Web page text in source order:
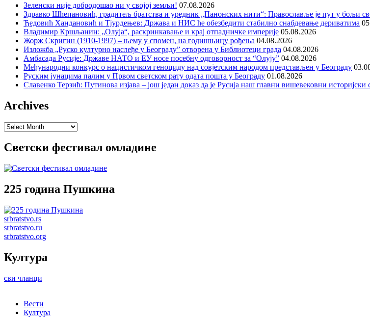
Зеленски није добродошао ни у својој земљи! 07.08.2026
Здравко Шћепановић, градитељ братства и уредник „Панонских нити“: Православље је пут у бољи
Ђедовић Хандановић и Тјурдењев: Држава и НИС ће обезбедити стабилно снабдевање дериватима
Владимир Кршљанин: „Олуја“, раскринкавање и крај отпадничке империје 05.08.2026
Жорж Скригин (1910-1997) – њему у спомен, на годишњицу рођења 04.08.2026
Изложба „Руско културно наслеђе у Београду” отворена у Библиотеци града 04.08.2026
Амбасада Русије: Државе НАТО и ЕУ носе посебну одговорност за “Олују” 04.08.2026
Међународни конкурс о нацистичком геноциду над совјетским народом представљен у Београду
Руским јунацима палим у Првом светском рату одата пошта у Београду 01.08.2026
Славенко Терзић: Путинова изјава – још један доказ да је Русија наш главни вишевековни историјски
Archives
Archives
Светски фестивал омладине
225 година Пушкина
srbratstvo.rs
srbratstvo.ru
srbratstvo.org
Култура
сви чланци
Вести
Култура